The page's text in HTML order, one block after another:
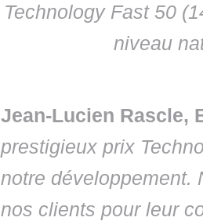
Technology Fast 50
niveau
Jean-Lucien Rascle,
prestigieux prix
notre développement.
nos clients pour leur